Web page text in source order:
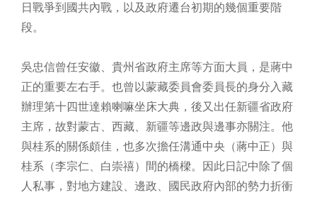
日戰爭到國共內戰，以及政府遷台初期的幾個重要階
段。
吳忠信曾任安徽、貴州省政府主席等方面大員，是蔣中
正的重要左右手。也曾以蒙藏委員會委員長的身分入藏
辦理第十四世達賴喇嘛坐床大典，後又出任新疆省政府
主席，故對蒙古、西藏、新疆等邊政與邊事亦關注。他
與桂系的關係頗佳，也多次擔任溝通中央（蔣中正）與
桂系（李宗仁、白崇禧）間的橋樑。因此日記中除了個
人私事，對地方建設、邊政、國民政府內部的勢力折衝